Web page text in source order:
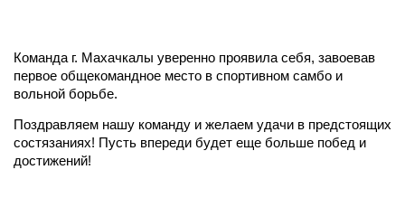
Команда г. Махачкалы уверенно проявила себя, завоевав
первое общекомандное место в спортивном самбо и
вольной борьбе.
Поздравляем нашу команду и желаем удачи в предстоящих
состязаниях! Пусть впереди будет еще больше побед и
достижений!